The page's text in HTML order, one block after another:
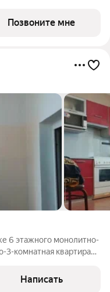
Позвоните мне
6 этажного монолитно-
3-комнатная квартира
две застеклённые
Написать